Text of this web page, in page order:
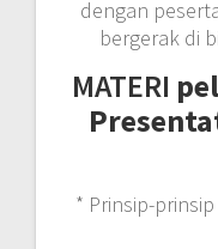
dengan
bergerak di
MATERI
* Prinsip-